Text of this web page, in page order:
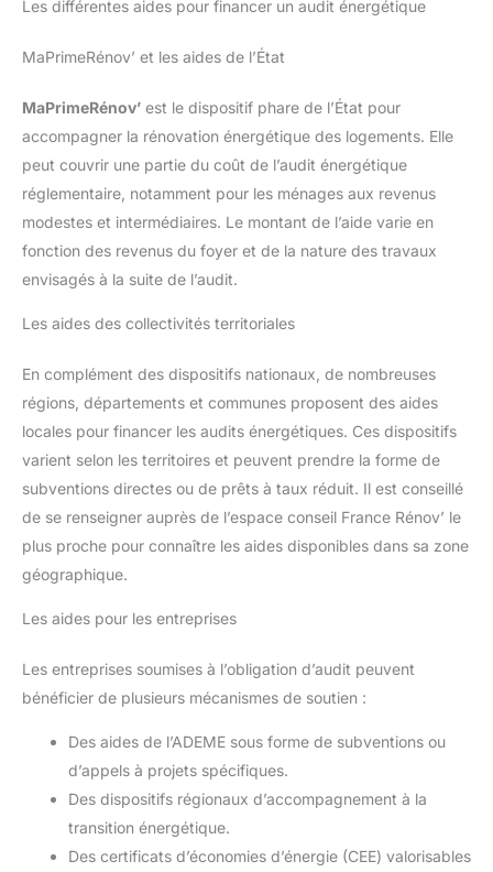
Les différentes aides pour financer un audit énergétique
MaPrimeRénov’ et les aides de l’État
MaPrimeRénov’ est le dispositif phare de l’État pour
accompagner la rénovation énergétique des logements. Elle
peut couvrir une partie du coût de l’audit énergétique
réglementaire, notamment pour les ménages aux revenus
modestes et intermédiaires. Le montant de l’aide varie en
fonction des revenus du foyer et de la nature des travaux
envisagés à la suite de l’audit.
Les aides des collectivités territoriales
En complément des dispositifs nationaux, de nombreuses
régions, départements et communes proposent des aides
locales pour financer les audits énergétiques. Ces dispositifs
varient selon les territoires et peuvent prendre la forme de
subventions directes ou de prêts à taux réduit. Il est conseillé
de se renseigner auprès de l’espace conseil France Rénov’ le
plus proche pour connaître les aides disponibles dans sa zone
géographique.
Les aides pour les entreprises
Les entreprises soumises à l’obligation d’audit peuvent
bénéficier de plusieurs mécanismes de soutien :
Des aides de l’ADEME sous forme de subventions ou
d’appels à projets spécifiques.
Des dispositifs régionaux d’accompagnement à la
transition énergétique.
Des certificats d’économies d’énergie (CEE) valorisables